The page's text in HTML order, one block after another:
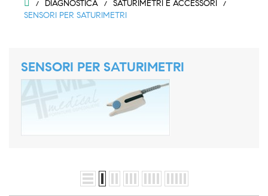
DIAGNOSTICA
SATURIMETRI E ACCESSORI
SENSORI PER SATURIMETRI
SENSORI PER SATURIMETRI